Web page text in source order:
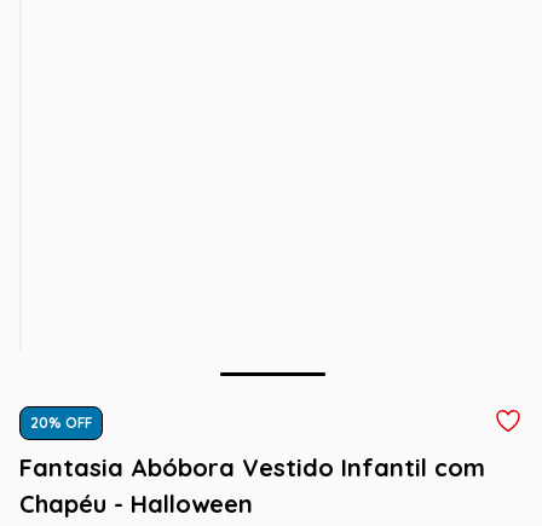
20% OFF
Fantasia Abóbora Vestido Infantil com
Chapéu - Halloween